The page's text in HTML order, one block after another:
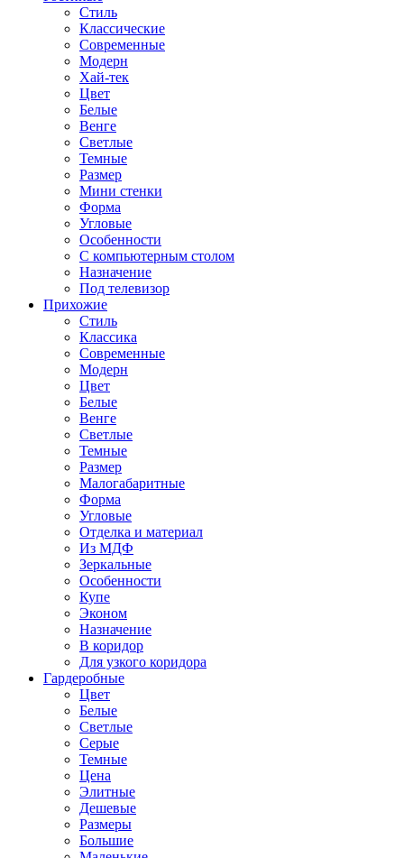
Стиль
Классические
Современные
Модерн
Хай-тек
Цвет
Белые
Венге
Светлые
Темные
Размер
Мини стенки
Форма
Угловые
Особенности
С компьютерным столом
Назначение
Под телевизор
Прихожие
Стиль
Классика
Современные
Модерн
Цвет
Белые
Венге
Светлые
Темные
Размер
Малогабаритные
Форма
Угловые
Отделка и материал
Из МДФ
Зеркальные
Особенности
Купе
Эконом
Назначение
В коридор
Для узкого коридора
Гардеробные
Цвет
Белые
Светлые
Серые
Темные
Цена
Элитные
Дешевые
Размеры
Большие